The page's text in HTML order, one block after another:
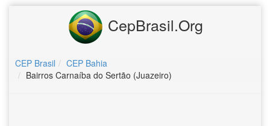
CepBrasil.Org
CEP Brasil
CEP Bahia
Bairros Carnaíba do Sertão (Juazeiro)